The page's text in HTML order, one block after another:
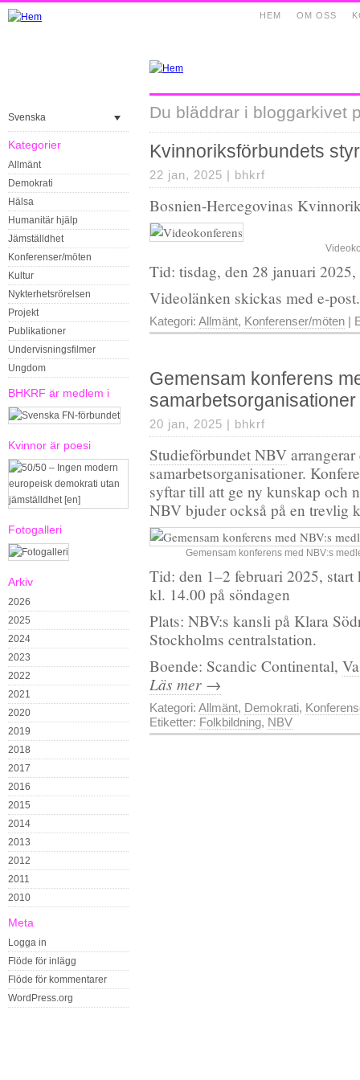
OM OSS
HEM
Svenska
Kategorier
Allmänt
Demokrati
Hälsa
Humanitär hjälp
Jämställdhet
Konferenser/möten
Kultur
Nykterhetsrörelsen
Projekt
Publikationer
Undervisningsfilmer
Ungdom
BHKRF är medlem i
Kvinnor är poesi
Fotogalleri
Arkiv
2026
2025
2024
2023
2022
2021
2020
2019
2018
2017
2016
2015
2014
2013
2012
2011
2010
Meta
Logga in
Flöde för inlägg
Flöde för kommentarer
WordPress.org
Du bläddrar i bloggarkivet
Kvinnoriksförbundets
22 jan, 2025 | bhkrf
Bosnien-Hercegovinas
Tid: tisdag, den 28 januari
Videolänken skickas med e-post.
Kategori: Allmänt, Konferenser/möten |
Gemensam konferens
20 jan, 2025 | bhkrf
Studieförbundet NBV
samarbetsorganisationer.
syftar till att ge ny kunskap och
NBV bjuder också på en trevlig
Gemensam konferens med NBV:s
Tid: den 1–2 februari 2025,
kl. 14.00 på söndagen
Plats: NBV:s kansli på Klara
Stockholms centralstation.
Boende: Scandic Continental,
Läs mer →
Kategori: Allmänt, Demokrati,
Etiketter: Folkbildning, NBV